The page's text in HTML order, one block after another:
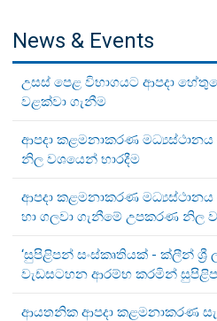
News & Events
උසස් පෙළ විභාගයට ආපදා
වළක්වා ගැනීම
ආපදා කළමනාකරණ
නිල වශයෙන් භාරදීම
ආපදා කළමනාකරණ
හා ගලවා ගැනීමේ උපකරණ නිල
‘සුපිළිපන් සංස්කෘතියක් - ක්ලීන් ශ්‍රී
වැඩසටහන ආරම්භ කරමින් සුපිළිපන්
ආයතනික ආපදා කළමනාකරණ